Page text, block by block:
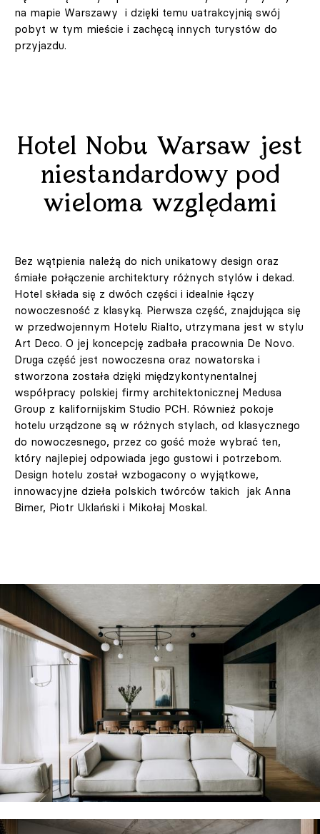
na mapie Warszawy i dzięki temu uatrakcyjnią swój
pobyt w tym mieście i zachęcą innych turystów do
przyjazdu.
Hotel Nobu Warsaw jest
niestandardowy pod
wieloma względami
Bez wątpienia należą do nich unikatowy design oraz
śmiałe połączenie architektury różnych stylów i dekad.
Hotel składa się z dwóch części i idealnie łączy
nowoczesność z klasyką. Pierwsza część, znajdująca się
w przedwojennym Hotelu Rialto, utrzymana jest w stylu
Art Deco. O jej koncepcję zadbała pracownia De Novo.
Druga część jest nowoczesna oraz nowatorska i
stworzona została dzięki międzykontynentalnej
współpracy polskiej firmy architektonicznej Medusa
Group z kalifornijskim Studio PCH. Również pokoje
hotelu urządzone są w różnych stylach, od klasycznego
do nowoczesnego, przez co gość może wybrać ten,
który najlepiej odpowiada jego gustowi i potrzebom.
Design hotelu został wzbogacony o wyjątkowe,
innowacyjne dzieła polskich twórców takich jak Anna
Bimer, Piotr Uklański i Mikołaj Moskal.